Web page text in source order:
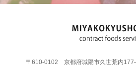
〒610-0102 京都府城陽市久世荒内